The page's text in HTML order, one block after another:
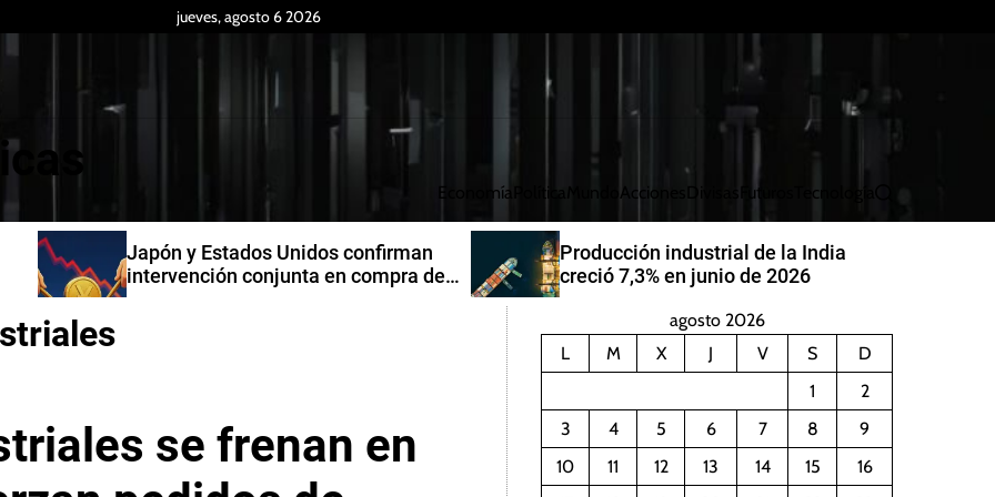
jueves, agosto 6 2026
Economía Política Acciones Divisas Futuros Tecnología
u
de
Producción industrial de la India
creció 7,3% en junio de 2026
China aumentará generación de
energía eólica y solar para 2030
se frenan en
agosto 2026
L
M X J V S
D
1
2
3
4 5 6 7 8
9
10
11 12 13 14 15
16